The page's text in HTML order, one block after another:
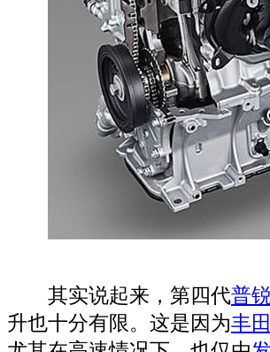
其实说起来，第四代普
升也十分有限。这是因为丰田